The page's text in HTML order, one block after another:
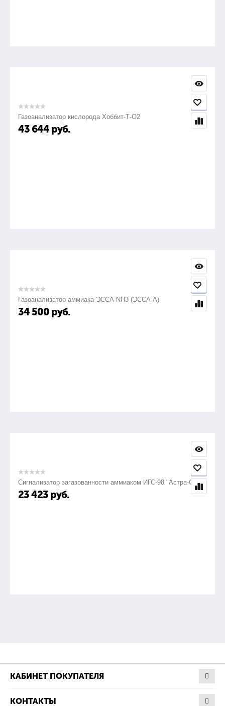
Газоанализатор кислорода Хоббит-Т-О2
43 644 руб.
Газоанализатор аммиака ЭССА-NH3 (ЭССА-А)
34 500 руб.
Сигнализатор загазованности аммиаком ИГС-98 "Астра-СВ"
23 423 руб.
КАБИНЕТ ПОКУПАТЕЛЯ
КОНТАКТЫ